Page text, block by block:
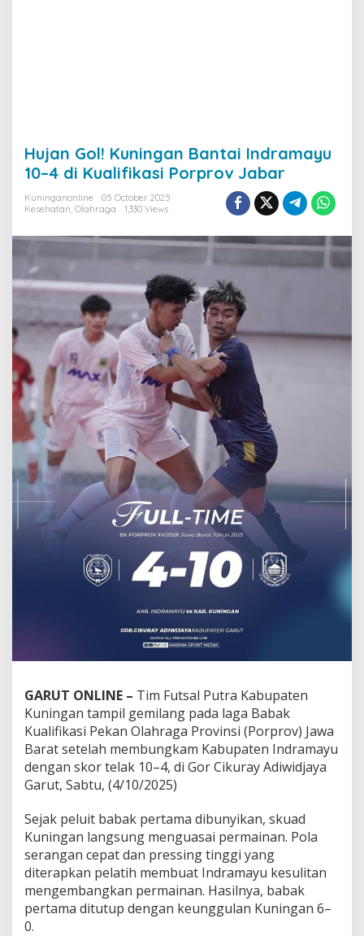
Hujan Gol! Kuningan Bantai Indramayu
10–4 di Kualifikasi Porprov Jabar
Kuninganonline
05 October 2025
Kesehatan, Olahraga 1,330 Views
GARUT ONLINE – Tim Futsal Putra Kabupaten
Kuningan tampil gemilang pada laga Babak
Kualifikasi Pekan Olahraga Provinsi (Porprov) Jawa
Barat setelah membungkam Kabupaten Indramayu
dengan skor telak 10–4, di Gor Cikuray Adiwidjaya
Garut, Sabtu, (4/10/2025)
Sejak peluit babak pertama dibunyikan, skuad
Kuningan langsung menguasai permainan. Pola
serangan cepat dan pressing tinggi yang
diterapkan pelatih membuat Indramayu kesulitan
mengembangkan permainan. Hasilnya, babak
pertama ditutup dengan keunggulan Kuningan 6–
0.